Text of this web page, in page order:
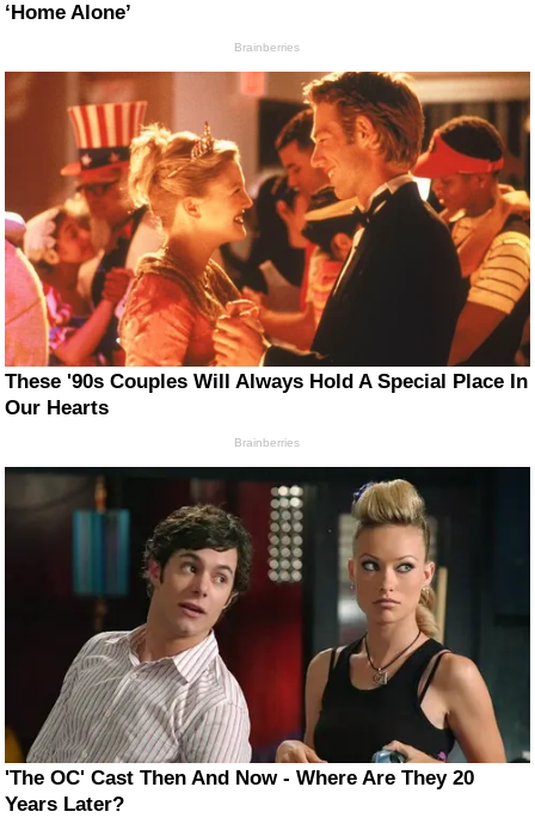
‘Home Alone’
Brainberries
These '90s Couples Will Always Hold A Special Place In
Our Hearts
Brainberries
'The OC' Cast Then And Now - Where Are They 20
Years Later?